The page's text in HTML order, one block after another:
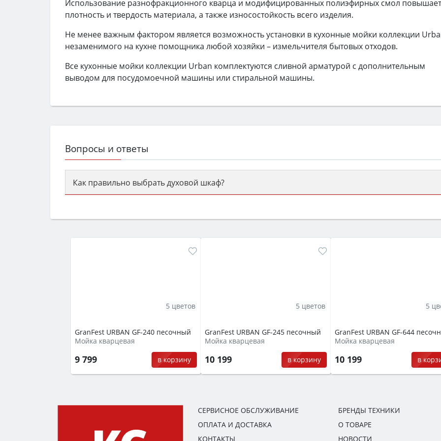
Использование разнофракционного кварца и модифицированных полиэфирных смол повышает
плотность и твердость материала, а также износостойкость всего изделия.
Не менее важным фактором является возможность установки в кухонные мойки коллекции
незаменимого на кухне помощника любой хозяйки – измельчителя бытовых отходов.
Все кухонные мойки коллекции Urban комплектуются сливной арматурой с дополнительным
выводом для посудомоечной машины или стиральной машины.
Вопросы и ответы
Как правильно выбрать духовой шкаф?
семьи, класс энергопотребления не ниже A и нужные функции (конвекция, гриль,
GranFest URBAN GF-240 песочный
Мойка кварцевая
9 799 в корзину
5 цветов
GranFest URBAN GF-245 песочный
Мойка кварцевая
10 199 в корзину
5 цветов
GranFest URBAN GF-644
Мойка кварцевая
10 199 в
5
СЕРВИСНОЕ ОБСЛУЖИВАНИЕ
ОПЛАТА И ДОСТАВКА
КОНТАКТЫ
БРЕНДЫ ТЕХНИКИ
О ТОВАРЕ
НОВОСТИ